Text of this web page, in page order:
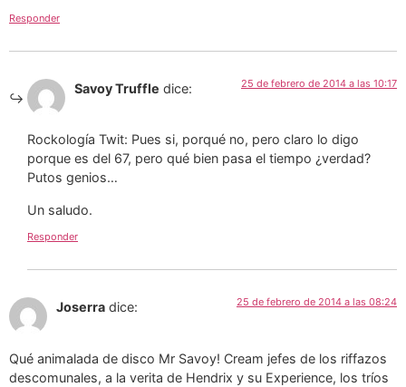
Responder
Savoy Truffle dice: 25 de febrero de 2014 a las 10:17
Rockología Twit: Pues si, porqué no, pero claro lo digo
porque es del 67, pero qué bien pasa el tiempo ¿verdad?
Putos genios…
Un saludo.
Responder
Joserra dice: 25 de febrero de 2014 a las 08:24
Qué animalada de disco Mr Savoy! Cream jefes de los riffazos
descomunales, a la verita de Hendrix y su Experience, los tríos